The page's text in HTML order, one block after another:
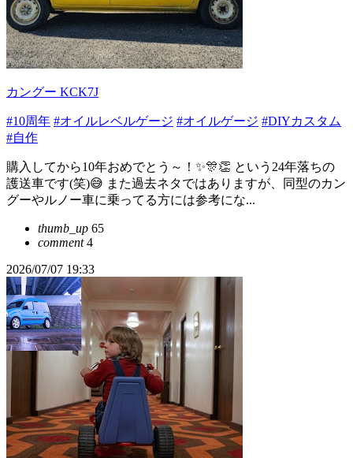
カングー KCK7J
#10周年 #オイルレベルゲージ #オイルゲージ #DIYカスタム
#自作
購入してから10年おめでとう～！✨🎊👏 という24年落ちの
護送車です(笑)😅 また過去ネタではありますが、同型のカン
グーやルノー車に乗ってる方には参考にな...
thumb_up 65
comment4
2026/07/07 19:33